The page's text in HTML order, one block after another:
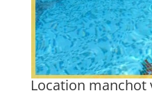
Location manchot